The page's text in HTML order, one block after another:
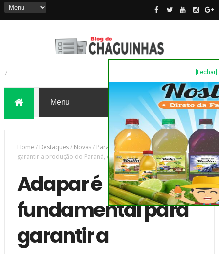
7
Home / Destaques/ Novas/ Parana /Adapar é fundamental para
garantir a produção do Paraná, diz Romanelli
Adapar é
fundamental para
garantir a